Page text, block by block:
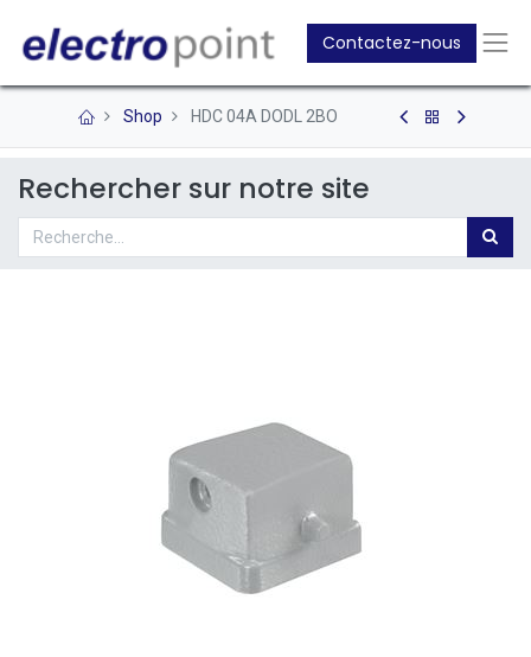
Contactez-nous
Shop HDC 04A DODL 2BO
Rechercher sur notre site